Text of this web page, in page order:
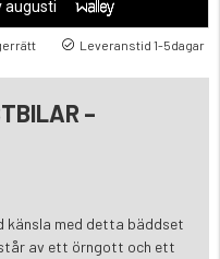
augusti
Leveranstid 1-5dagar
–
känsla med detta bäddset
av ett örngott och ett